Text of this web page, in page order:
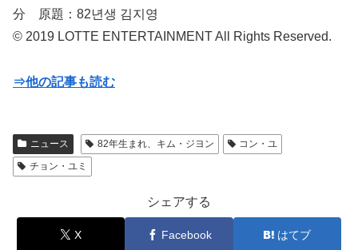
分 原題：82년생 김지영
© 2019 LOTTE ENTERTAINMENT All Rights Reserved.
⇒他の記事も読む
ニュース 82年生まれ、キム・ジヨン
コン・ユ
チョン・ユミ
シェアする
X Facebook はてブ